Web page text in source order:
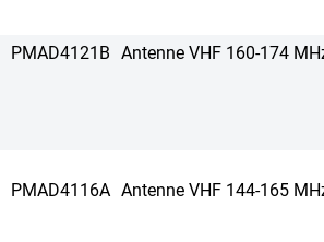
PMAD4121B Antenne VHF 160-174
PMAD4116A Antenne VHF 144-165